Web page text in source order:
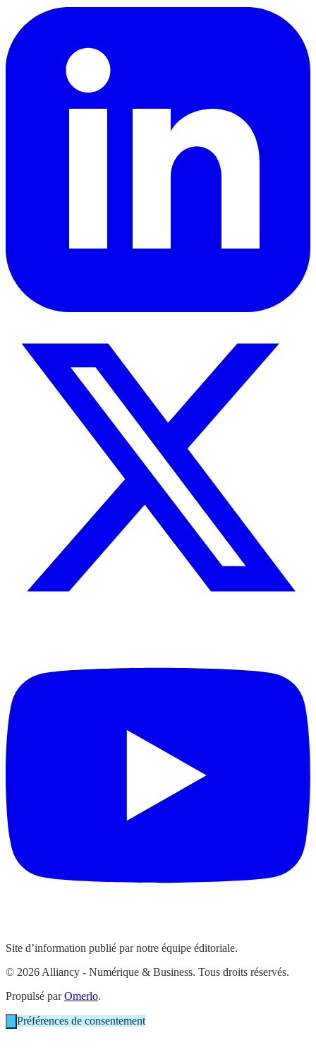
Site d’information publié par notre équipe éditoriale.
© 2026 Alliancy - Numérique & Business. Tous droits réservés.
Propulsé parOmerlo.
Préférences de consentement